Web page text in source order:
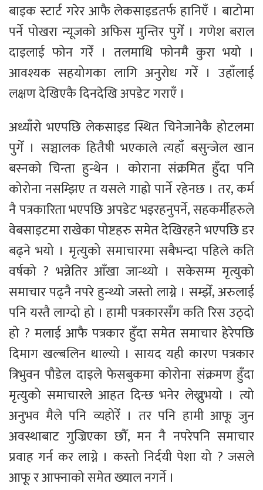
बाइक स्टार्ट गरेर आफै लेकसाइडतर्फ हानिएँ । बाटोमा
पर्ने पोखरा न्यूजको अफिस मुन्तिर पुगेँ । गणेश बराल
दाइलाई फोन गरेँ । तलमाथि फोनमै कुरा भयो ।
आवश्यक सहयोगका लागि अनुरोध गरेँ । उहाँलाई
लक्षण देखिएकै दिनदेखि अपडेट गराएँ ।
अध्याँरो भएपछि लेकसाइड स्थित चिनेजानेकै होटलमा
पुगेँ । सञ्चालक हितैषी भएकाले त्यहाँ बसुन्जेल खान
बस्नको चिन्ता हुन्थेन । कोराना संक्रमित हुँदा पनि
कोरोना नसम्झिए त यसले गाह्रो पार्ने रहेनछ । तर, कर्म
नै पत्रकारिता भएपछि अपडेट भइरहनुपर्ने, सहकर्मीहरुले
वेबसाइटमा राखेका पोष्टहरु समेत देखिरहने भएपछि डर
बढ्ने भयो । मृत्युको समाचारमा सबैभन्दा पहिले कति
वर्षको ? भन्नेतिर आँखा जान्थ्यो । सकेसम्म मृत्युको
समाचार पढ्नै नपरे हुन्थ्यो जस्तो लाग्ने । सम्झेँ, अरुलाई
पनि यस्तै लाग्दो हो । हामी पत्रकारसँग कति रिस उठ्दो
हो ? मलाई आफै पत्रकार हुँदा समेत समाचार हेरेपछि
दिमाग खल्बलिन थाल्यो । सायद यही कारण पत्रकार
त्रिभुवन पौडेल दाइले फेसबुकमा कोरोना संक्रमण हुँदा
मृत्युको समाचारले आहत दिन्छ भनेर लेख्नुभयो । त्यो
अनुभव मैले पनि व्यहोरेँ । तर पनि हामी आफू जुन
अवस्थाबाट गुज्रिएका छौँ, मन नै नपरेपनि समाचार
प्रवाह गर्न कर लाग्ने । कस्तो निर्दयी पेशा यो ? जसले
आफू र आफ्नाको समेत ख्याल नगर्ने ।